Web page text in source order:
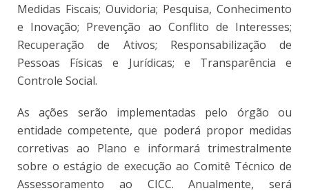
Medidas Fiscais; Ouvidoria; Pesquisa, Conhecimento
e Inovação; Prevenção ao Conflito de Interesses;
Recuperação de Ativos; Responsabilização de
Pessoas Físicas e Jurídicas; e Transparência e
Controle Social.
As ações serão implementadas pelo órgão ou
entidade competente, que poderá propor medidas
corretivas ao Plano e informará trimestralmente
sobre o estágio de execução ao Comitê Técnico de
Assessoramento ao CICC. Anualmente, será